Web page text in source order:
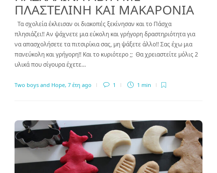
ΠΛΑΣΤΕΛΙΝΗ ΚΑΙ ΜΑΚΑΡΟΝΙΑ
Τα σχολεία έκλεισαν οι διακοπές ξεκίνησαν και το Πάσχα
πλησιάζει!! Αν ψάχνετε μια εύκολη και γρήγορη δραστηριότητα για
να απασχολήσετε τα πιτσιρίκια σας, μη ψάξετε άλλο!! Σας έχω μια
πανεύκολη και γρήγορη!! Και το κυριότερο ;; Θα χρειαστείτε μόλις 2
υλικά που σίγουρα έχετε…
Two boys and Hope, 7 έτη ago 1 1 min